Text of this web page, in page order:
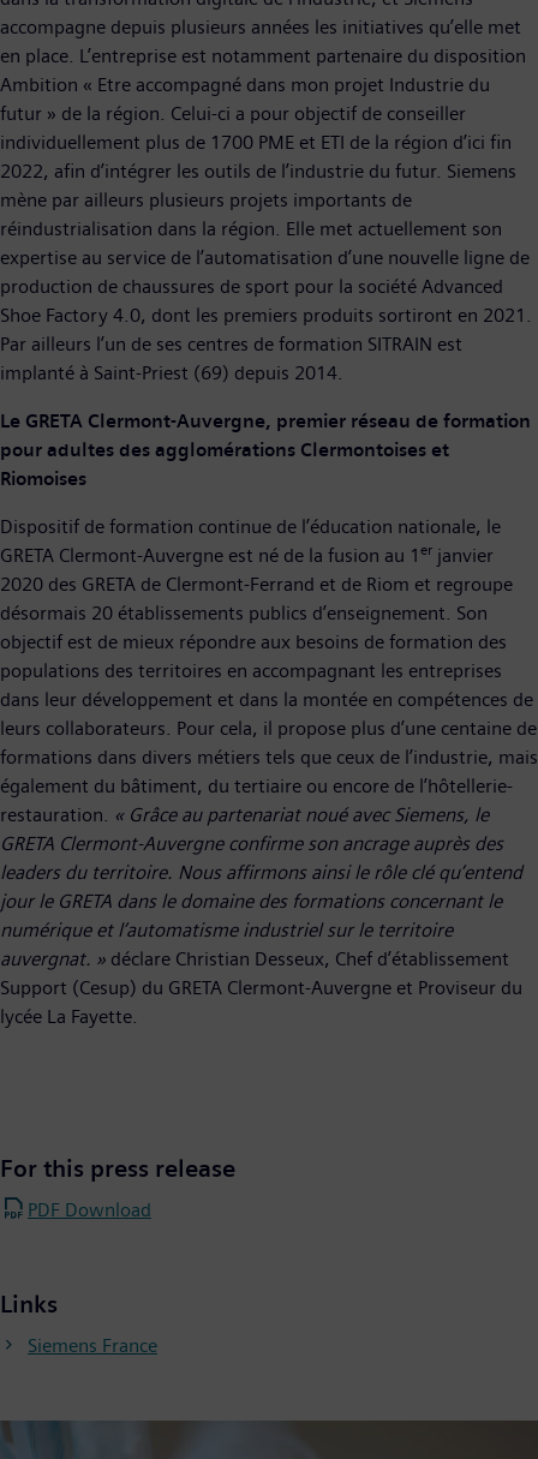
accompagne depuis plusieurs années les initiatives qu’elle met
en place. L’entreprise est notamment partenaire du disposition
Ambition « Etre accompagné dans mon projet Industrie du
futur » de la région. Celui-ci a pour objectif de conseiller
individuellement plus de 1700 PME et ETI de la région d’ici fin
2022, afin d’intégrer les outils de l’industrie du futur. Siemens
mène par ailleurs plusieurs projets importants de
réindustrialisation dans la région. Elle met actuellement son
expertise au service de l’automatisation d’une nouvelle ligne de
production de chaussures de sport pour la société Advanced
Shoe Factory 4.0, dont les premiers produits sortiront en 2021.
Par ailleurs l’un de ses centres de formation SITRAIN est
implanté à Saint-Priest (69) depuis 2014.
Le GRETA Clermont-Auvergne, premier réseau de formation
pour adultes des agglomérations Clermontoises et
Riomoises
Dispositif de formation continue de l’éducation nationale, le
GRETA Clermont-Auvergne est né de la fusion au 1 er janvier
2020 des GRETA de Clermont-Ferrand et de Riom et regroupe
désormais 20 établissements publics d’enseignement. Son
objectif est de mieux répondre aux besoins de formation des
populations des territoires en accompagnant les entreprises
dans leur développement et dans la montée en compétences de
leurs collaborateurs. Pour cela, il propose plus d’une centaine de
formations dans divers métiers tels que ceux de l’industrie, mais
également du bâtiment, du tertiaire ou encore de l’hôtellerie-
restauration.
« Grâce au partenariat noué avec Siemens, le
GRETA Clermont-Auvergne confirme son ancrage auprès des
leaders du territoire. Nous affirmons ainsi le rôle clé qu’entend
jour le GRETA dans le domaine des formations concernant le
numérique et l’automatisme industriel sur le territoire
auvergnat. » déclare Christian Desseux, Chef d’établissement
Support (Cesup) du GRETA Clermont-Auvergne et Proviseur du
lycée La Fayette.
For this press release
PDF Download
Links
Siemens France